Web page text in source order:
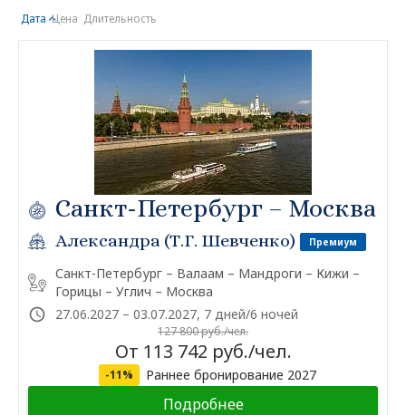
Дата Цена Длительность
Санкт-Петербург – Москва
Александра (Т.Г. Шевченко) Премиум
Санкт-Петербург – Валаам – Мандроги – Кижи –
Горицы – Углич – Москва
27.06.2027 – 03.07.2027, 7 дней/6 ночей
127 800 руб./чел.
От 113 742 руб./чел.
-11% Раннее бронирование 2027
Подробнее